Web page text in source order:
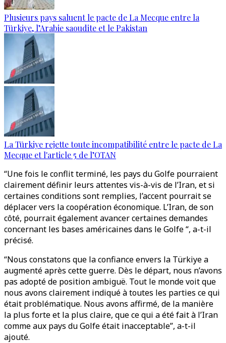
Plusieurs pays saluent le pacte de La Mecque entre la
Türkiye, l’Arabie saoudite et le Pakistan
La Türkiye rejette toute incompatibilité entre le pacte de La
Mecque et l'article 5 de l’OTAN
“Une fois le conflit terminé, les pays du Golfe pourraient
clairement définir leurs attentes vis-à-vis de l’Iran, et si
certaines conditions sont remplies, l’accent pourrait se
déplacer vers la coopération économique. L’Iran, de son
côté, pourrait également avancer certaines demandes
concernant les bases américaines dans le Golfe “, a-t-il
précisé.
“Nous constatons que la confiance envers la Türkiye a
augmenté après cette guerre. Dès le départ, nous n’avons
pas adopté de position ambiguë. Tout le monde voit que
nous avons clairement indiqué à toutes les parties ce qui
était problématique. Nous avons affirmé, de la manière
la plus forte et la plus claire, que ce qui a été fait à l’Iran
comme aux pays du Golfe était inacceptable”, a-t-il
ajouté.